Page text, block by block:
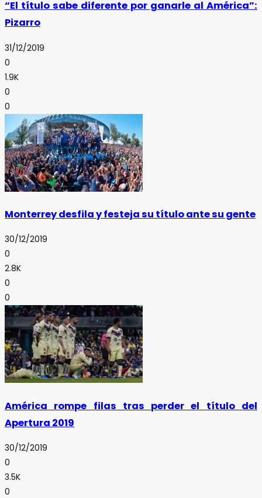
“El título sabe diferente por ganarle al América”:
Pizarro
31/12/2019
0
1.9K
0
0
Monterrey desfila y festeja su título ante su gente
30/12/2019
0
2.8K
0
0
América rompe filas tras perder el título del
Apertura 2019
30/12/2019
0
3.5K
0